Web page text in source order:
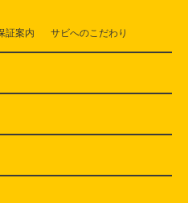
証案内 サビへのこだわり